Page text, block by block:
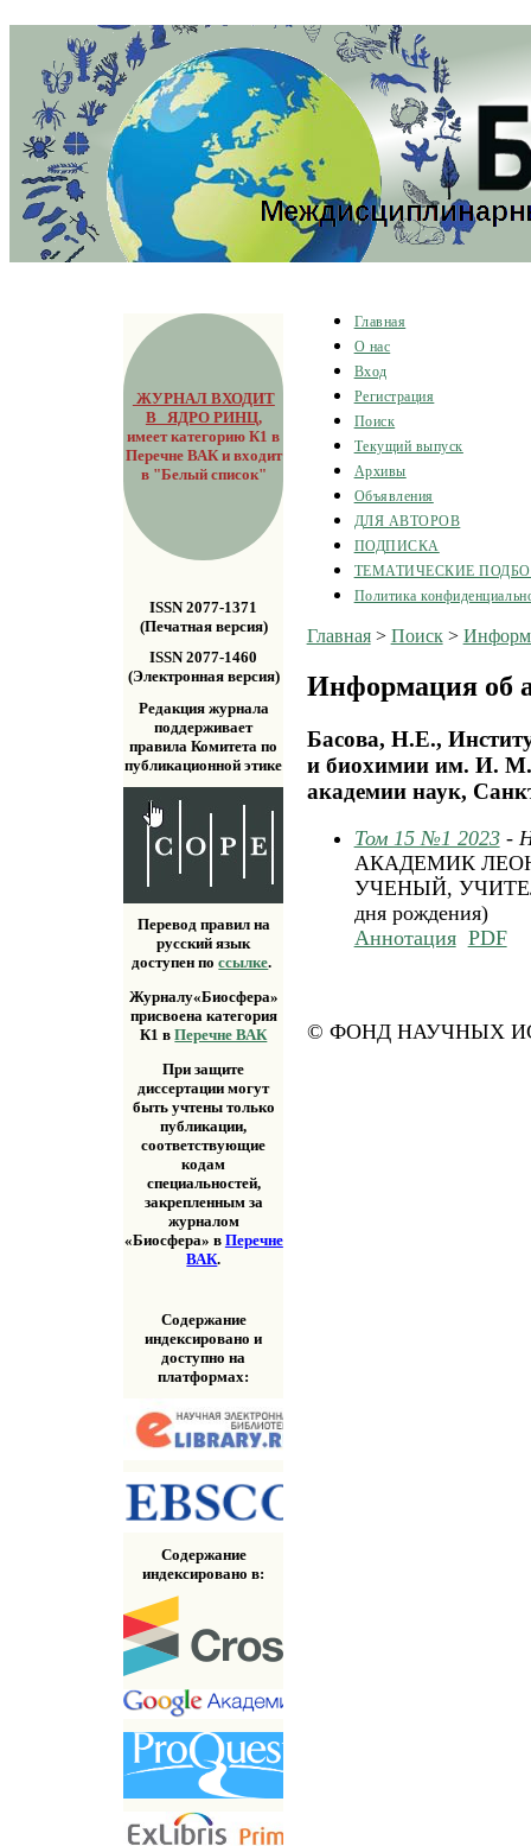
ЖУРНАЛ ВХОДИТ
В ЯДРО РИНЦ,
имеет категорию К1 в
Перечне ВАК и входит
в "Белый список"
ISSN 2077-1371
(Печатная версия)
ISSN 2077-1460
(Электронная версия)
Редакция журнала
поддерживает
правила Комитета по
публикационной этике
Перевод правил на
русский язык
доступен поссылке.
Журналу«Биосфера»
присвоена категория
К1 вПеречне ВАК
При защите
диссертации могут
быть учтены только
публикации,
соответствующие
кодам
специальностей,
закрепленным за
журналом
«Биосфера» в Перечне
ВАК.
Содержание
индексировано и
доступно на
платформах:
Содержание
индексировано в:
Главная
О нас
Вход
Регистрация
Поиск
Текущий выпуск
Архивы
Объявления
ДЛЯ АВТОРОВ
ПОДПИСКА
ТЕМАТИЧЕСКИЕ
Политика
Главная> Поиск>
Информация об
Басова, Н.Е.,
и биохимии им. И. М.
академии наук,
Том 15 №1 2023-
АКАДЕМИК
УЧЕНЫЙ,
дня рождения)
Аннотация PDF
© ФОНД НАУЧНЫХ